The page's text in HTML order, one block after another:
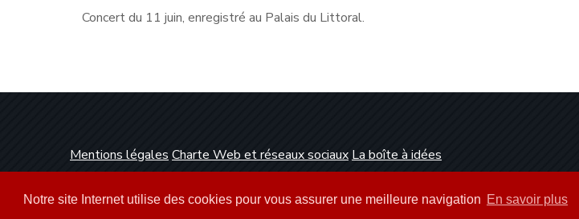
Notre site Internet utilise des cookies pour vous assurer une meilleure navigation En savoir plus
Concert du 11 juin, enregistré au Palais du Littoral.
Mentions légales Charte Web et réseaux sociaux La boîte à idées